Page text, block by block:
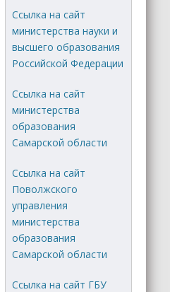
Ссылка на сайт
министерства науки и
высшего образования
Российской Федерации
Ссылка на сайт
министерства
образования
Самарской области
Ссылка на сайт
Поволжского
управления
министерства
образования
Самарской области
Ссылка на сайт ГБУ